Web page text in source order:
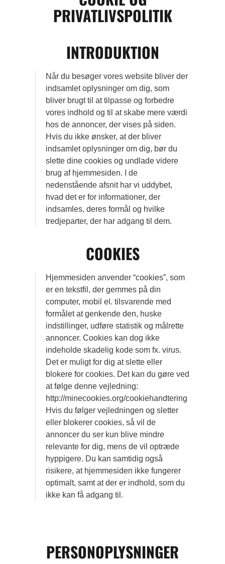
PRIVATLIVSPOLITIK
INTRODUKTION
Når du besøger vores website bliver der
indsamlet oplysninger om dig, som
bliver brugt til at tilpasse og forbedre
vores indhold og til at skabe mere værdi
hos de annoncer, der vises på siden.
Hvis du ikke ønsker, at der bliver
indsamlet oplysninger om dig, bør du
slette dine cookies og undlade videre
brug af hjemmesiden. I de
nedenstående afsnit har vi uddybet,
hvad det er for informationer, der
indsamles, deres formål og hvilke
tredjeparter, der har adgang til dem.
COOKIES
Hjemmesiden anvender “cookies”, som
er en tekstfil, der gemmes på din
computer, mobil el. tilsvarende med
formålet at genkende den, huske
indstillinger, udføre statistik og målrette
annoncer. Cookies kan dog ikke
indeholde skadelig kode som fx. virus.
Det er muligt for dig at slette eller
blokere for cookies. Det kan du gøre ved
at følge denne vejledning:
http://minecookies.org/cookiehandtering
Hvis du følger vejledningen og sletter
eller blokerer cookies, så vil de
annoncer du ser kun blive mindre
relevante for dig, mens de vil optræde
hyppigere. Du kan samtidig også
risikere, at hjemmesiden ikke fungerer
optimalt, samt at der er indhold, som du
ikke kan få adgang til.
PERSONOPLYSNINGER